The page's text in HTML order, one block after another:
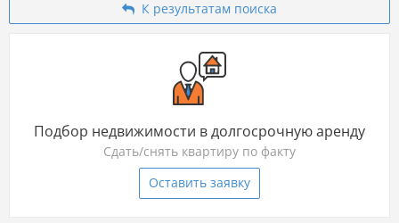
К результатам поиска
Подбор недвижимости в долгосрочную аренду
Сдать/снять квартиру по факту
Оставить заявку